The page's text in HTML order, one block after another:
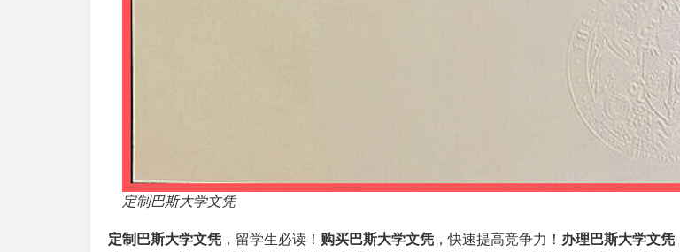
定制巴斯大学文凭
定制巴斯大学文凭 ，留学生必读！ 购买巴斯大学文凭 ，快速提高竞争力！ 办理巴斯大学文凭